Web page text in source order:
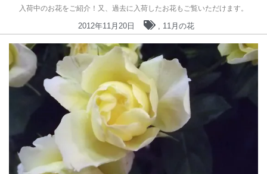
入荷中のお花をご紹介！又、過去に入荷したお花もご覧いただけます。
2012年11月20日 , 11月の花